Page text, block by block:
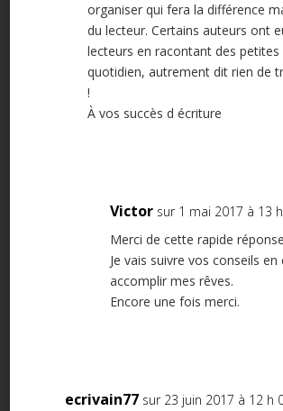
organiser qui fera la différence
du lecteur. Certains auteurs ont
lecteurs en racontant des petites
quotidien, autrement dit rien de
!
À vos succès d écriture
Victor sur 1 mai 2017 à 13
Merci de cette rapide
Je vais suivre vos conseils
accomplir mes rêves.
Encore une fois merci.
ecrivain77 sur 23 juin 2017 à 12 h